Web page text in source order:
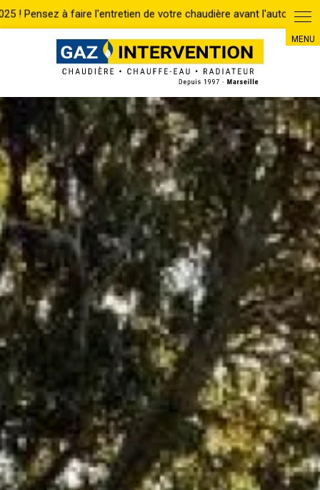
Chauffe-eau Entretien
ENTRETIEN DE CHAUFFE EAU GAZ
VAILLANT AIX EN PROVENCE
RETOUR